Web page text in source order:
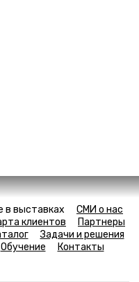
в выставках
СМИ о нас
клиентов
Партнеры
Задачи и решения
Обучение Контакты